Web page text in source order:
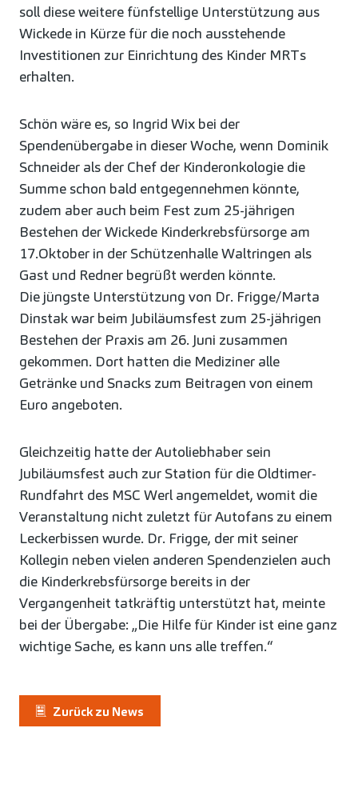
soll diese weitere fünfstellige Unterstützung aus
Wickede in Kürze für die noch ausstehende
Investitionen zur Einrichtung des Kinder MRTs
erhalten.
Schön wäre es, so Ingrid Wix bei der
Spendenübergabe in dieser Woche, wenn Dominik
Schneider als der Chef der Kinderonkologie die
Summe schon bald entgegennehmen könnte,
zudem aber auch beim Fest zum 25-jährigen
Bestehen der Wickede Kinderkrebsfürsorge am
17.Oktober in der Schützenhalle Waltringen als
Gast und Redner begrüßt werden könnte.
Die jüngste Unterstützung von Dr. Frigge/Marta
Dinstak war beim Jubiläumsfest zum 25-jährigen
Bestehen der Praxis am 26. Juni zusammen
gekommen. Dort hatten die Mediziner alle
Getränke und Snacks zum Beitragen von einem
Euro angeboten.
Gleichzeitig hatte der Autoliebhaber sein
Jubiläumsfest auch zur Station für die Oldtimer-
Rundfahrt des MSC Werl angemeldet, womit die
Veranstaltung nicht zuletzt für Autofans zu einem
Leckerbissen wurde. Dr. Frigge, der mit seiner
Kollegin neben vielen anderen Spendenzielen auch
die Kinderkrebsfürsorge bereits in der
Vergangenheit tatkräftig unterstützt hat, meinte
bei der Übergabe: „Die Hilfe für Kinder ist eine ganz
wichtige Sache, es kann uns alle treffen.“
Zurück zu News